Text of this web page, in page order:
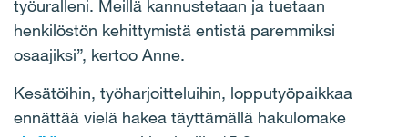
työuralleni. Meillä kannustetaan ja tuetaan
henkilöstön kehittymistä entistä paremmiksi
osaajiksi”, kertoo Anne.
Kesätöihin, työharjoitteluihin, lopputyöpaikkaa
ennättää vielä hakea täyttämällä hakulomake